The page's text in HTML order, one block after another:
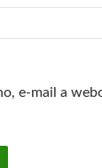
e-mail a